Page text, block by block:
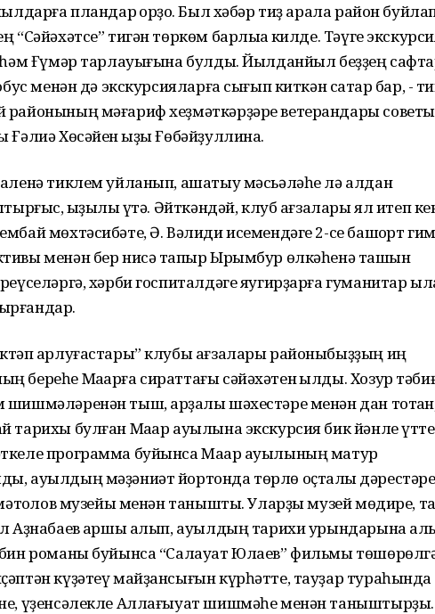
пландар ҡорҙоҡ. Был хәбәр тиҙ арала район
“Сәйәхәтсе” тигән төркөм барлыҡҡа килде. Тәүге
һәм Ғүмәр тарлауығына булды. Йылданйыл беҙҙең
менән дә экскурсияларға сығып киткән саҡтар бар, -
мәғариф хеҙмәткәрҙәре ветерандары советы
Ғәлиә Хөсәйен ҡыҙы Ғөбәйҙуллина.
тиклем уйланып, ашатыу мәсьәләһе лә алдан
ҡыҙыҡлы үтә. Әйткәндәй, клуб ағзалары ял итеп
мөхтәсибәте, Ә. Вәлиди исемендәге 2-се башҡорт
менән бер нисә тапҡыр Ырымбур өлкәһенә ташҡын
хәрби госпиталдәге яугирҙарға гуманитар
ҡарлуғастары” клубы ағзалары районыбыҙҙың иң
береһе Маҡарға сираттағы сәйәхәтен ҡылды. Хозур
тыш, арҙаҡлы шәхестәре менән дан
тарихы булған Маҡар ауылына экскурсия бик йәнле
программа буйынса Маҡар ауылының матур
ауылдың мәҙәниәт йортонда төрлө оҫталыҡ
музейы менән танышты. Уларҙы музей мөдире,
Аҙнабаев ҡаршы алып, ауылдың тарихи урындарына
романы буйынса “Салауат Юлаев” фильмы
күҙәтеү майҙансығын күрһәтте, тауҙар тураһында
үҙенсәлекле Аллағыуат шишмәһе менән таныштырҙы.